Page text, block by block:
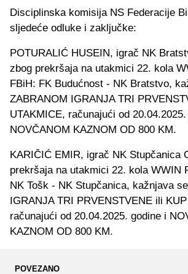
Disciplinska komisija NS Federacije
sljedeće odluke i zaključke:
POTURALIĆ HUSEIN, igrač NK
zbog prekršaja na utakmici 22. kola
FBiH: FK Budućnost - NK Bratstvo,
ZABRANOM IGRANJA TRI
UTAKMICE, računajući od
NOVČANOM KAZNOM OD 800 KM.
KARIČIĆ EMIR, igrač NK Stupčanica
prekršaja na utakmici 22. kola WWIN
NK Tošk - NK Stupčanica, kažnjava
IGRANJA TRI PRVENSTVENE ili
računajući od 20.04.2025. godine i
KAZNOM OD 800 KM.
POVEZANO